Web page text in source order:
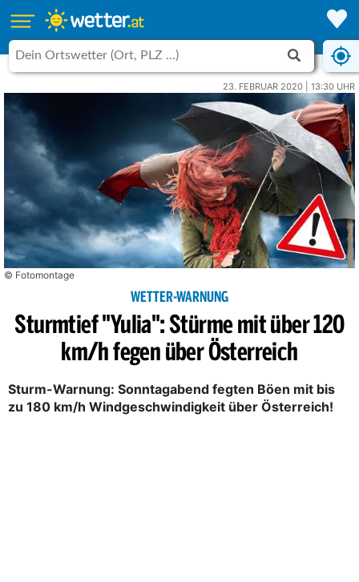
23. FEBRUAR 2020 | 13:30 UHR
© Fotomontage
WETTER-WARNUNG
Sturmtief "Yulia": Stürme mit über 120
km/h fegen über Österreich
Sturm-Warnung: Sonntagabend fegten Böen mit bis
zu 180 km/h Windgeschwindigkeit über Österreich!